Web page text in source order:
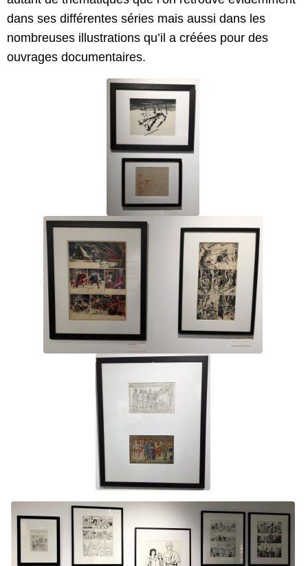
dans ses différentes séries mais aussi dans les
nombreuses illustrations qu’il a créées pour des
ouvrages documentaires.